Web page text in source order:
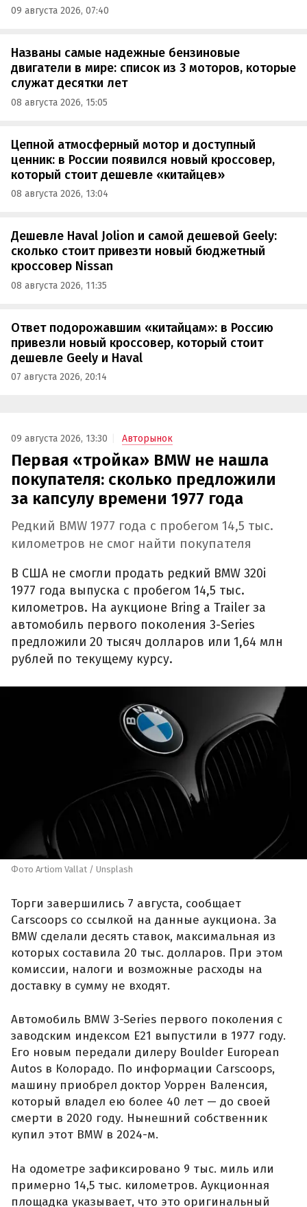
09 августа 2026, 07:40
Названы самые надежные бензиновые
двигатели в мире: список из 3 моторов, которые
служат десятки лет
08 августа 2026, 15:05
Цепной атмосферный мотор и доступный
ценник: в России появился новый кроссовер,
который стоит дешевле «китайцев»
08 августа 2026, 13:04
Дешевле Haval Jolion и самой дешевой Geely:
сколько стоит привезти новый бюджетный
кроссовер Nissan
08 августа 2026, 11:35
Ответ подорожавшим «китайцам»: в Россию
привезли новый кроссовер, который стоит
дешевле Geely и Haval
07 августа 2026, 20:14
09 августа 2026, 13:30 Авторынок
Первая «тройка» BMW не нашла
покупателя: сколько предложили
за капсулу времени 1977 года
Редкий BMW 1977 года с пробегом 14,5 тыс.
километров не смог найти покупателя
В США не смогли продать редкий BMW 320i
1977 года выпуска с пробегом 14,5 тыс.
километров. На аукционе Bring a Trailer за
автомобиль первого поколения 3-Series
предложили 20 тысяч долларов или 1,64 млн
рублей по текущему курсу.
Фото Artiom Vallat / Unsplash
Торги завершились 7 августа, сообщает
Carscoops со ссылкой на данные аукциона. За
BMW сделали десять ставок, максимальная из
которых составила 20 тыс. долларов. При этом
комиссии, налоги и возможные расходы на
доставку в сумму не входят.
Автомобиль BMW 3-Series первого поколения с
заводским индексом E21 выпустили в 1977 году.
Его новым передали дилеру Boulder European
Autos в Колорадо. По информации Carscoops,
машину приобрел доктор Уоррен Валенсия,
который владел ею более 40 лет — до своей
смерти в 2020 году. Нынешний собственник
купил этот BMW в 2024-м.
На одометре зафиксировано 9 тыс. миль или
примерно 14,5 тыс. километров. Аукционная
площадка указывает, что это оригинальный